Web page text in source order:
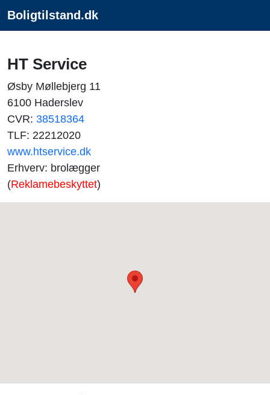
Boligtilstand.dk
HT Service
Øsby Møllebjerg 11
6100 Haderslev
CVR: 38518364
TLF: 22212020
www.htservice.dk
Erhverv: brolægger
(Reklamebeskyttet)